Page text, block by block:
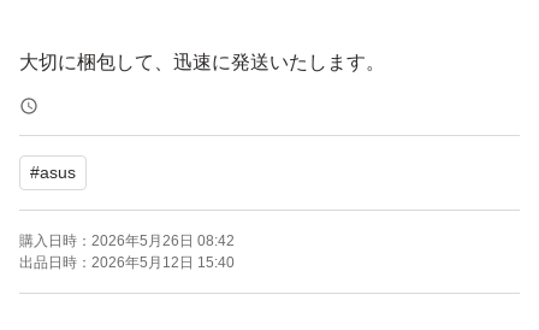
大切に梱包して、迅速に発送いたします。
#asus
購入日時： 2026年5月26日 08:42
出品日時： 2026年5月12日 15:40